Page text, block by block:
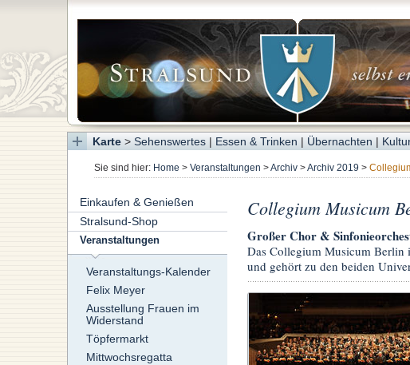
Karte> Sehenswertes| Essen & Trinken | Übernachten |
Sie sind hier: Home > Veranstaltungen >Archiv>Archiv 2019 >
Einkaufen & Genießen
Stralsund-Shop
Veranstaltungen
Veranstaltungs-Kalender
Felix Meyer
Ausstellung Frauen im
Widerstand
Töpfermarkt
Mittwochsregatta
Collegium Musicum
Großer Chor &
Das Collegium Musicum Berlin
und gehört zu den beiden